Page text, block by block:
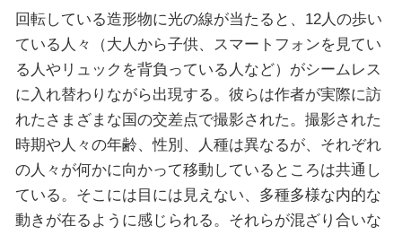
回転している造形物に光の線が当たると、12人の歩い
ている人々（大人から子供、スマートフォンを見てい
る人やリュックを背負っている人など）がシームレス
に入れ替わりながら出現する。彼らは作者が実際に訪
れたさまざまな国の交差点で撮影された。撮影された
時期や人々の年齢、性別、人種は異なるが、それぞれ
の人々が何かに向かって移動しているところは共通し
ている。そこには目には見えない、多種多様な内的な
動きが在るように感じられる。それらが混ざり合いな